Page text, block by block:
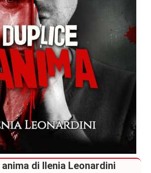
anima di Ilenia Leonardini